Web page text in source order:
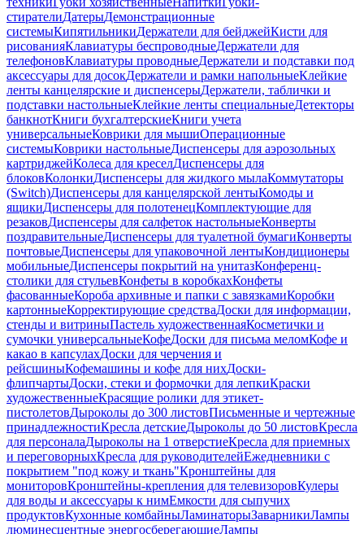
стирателиДатерыДемонстрационные
системыКипятильникиДержатели для бейджейКисти для
рисованияКлавиатуры беспроводныеДержатели для
телефоновКлавиатуры проводныеДержатели и подставки под
аксессуары для досокДержатели и рамки напольныеКлейкие
ленты канцелярские и диспенсерыДержатели, таблички и
подставки настольныеКлейкие ленты специальныеДетекторы
банкнотКниги бухгалтерскиеКниги учета
универсальныеКоврики для мышиОперационные
системыКоврики настольныеДиспенсеры для аэрозольных
картриджейКолеса для креселДиспенсеры для
блоковКолонкиДиспенсеры для жидкого мылаКоммутаторы
(Switch)Диспенсеры для канцелярской лентыКомоды и
ящикиДиспенсеры для полотенецКомплектующие для
резаковДиспенсеры для салфеток настольныеКонверты
поздравительныеДиспенсеры для туалетной бумагиКонверты
почтовыеДиспенсеры для упаковочной лентыКондиционеры
мобильныеДиспенсеры покрытий на унитазКонференц-
столики для стульевКонфеты в коробкахКонфеты
фасованныеКороба архивные и папки с завязкамиКоробки
картонныеКорректирующие средстваДоски для информации,
стенды и витриныПастель художественнаяКосметички и
сумочки универсальныеКофеДоски для письма меломКофе и
какао в капсулахДоски для черчения и
рейсшиныКофемашины и кофе для нихДоски-
флипчартыДоски, стеки и формочки для лепкиКраски
художественныеКрасящие ролики для этикет-
пистолетовДыроколы до 300 листовПисьменные и чертежные
принадлежностиКресла детскиеДыроколы до 50 листовКресла
для персоналаДыроколы на 1 отверстиеКресла для приемных
и переговорныхКресла для руководителейЕжедневники с
покрытием "под кожу и ткань"Кронштейны для
мониторовКронштейны-крепления для телевизоровКулеры
для воды и аксессуары к нимЕмкости для сыпучих
продуктовКухонные комбайныЛаминаторыЗаварникиЛампы
люминесцентные энергосберегающиеЛампы